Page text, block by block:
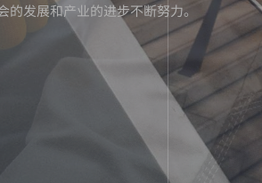
发展和产业的进步不断努力。